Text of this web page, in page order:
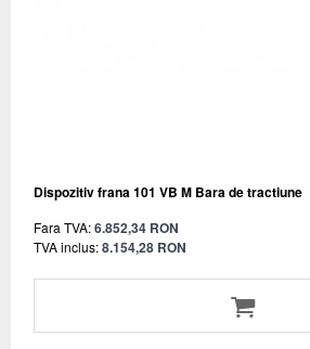
Dispozitiv frana 101 VB M Bara de tractiune
Fara TVA:6.852,34 RON
TVA inclus:8.154,28 RON